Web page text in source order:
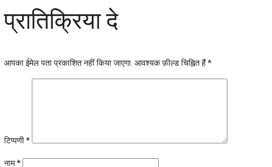
प्रातिक्रिया दे
आपका ईमेल पता प्रकाशित नहीं किया जाएगा. आवश्यक फ़ील्ड चिह्नित हैं*
टिप्पणी *
नाम*